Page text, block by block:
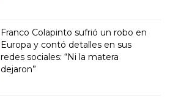
Franco Colapinto sufrió un robo en
Europa y contó detalles en sus
redes sociales: “Ni la matera
dejaron”